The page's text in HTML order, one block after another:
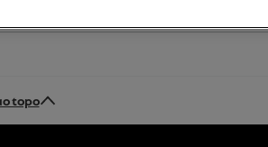
topo